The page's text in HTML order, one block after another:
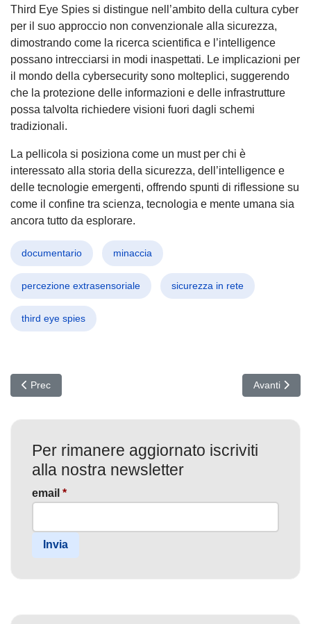
Third Eye Spies si distingue nell’ambito della cultura cyber
per il suo approccio non convenzionale alla sicurezza,
dimostrando come la ricerca scientifica e l’intelligence
possano intrecciarsi in modi inaspettati. Le implicazioni per
il mondo della cybersecurity sono molteplici, suggerendo
che la protezione delle informazioni e delle infrastrutture
possa talvolta richiedere visioni fuori dagli schemi
tradizionali.
La pellicola si posiziona come un must per chi è
interessato alla storia della sicurezza, dell’intelligence e
delle tecnologie emergenti, offrendo spunti di riflessione su
come il confine tra scienza, tecnologia e mente umana sia
ancora tutto da esplorare.
documentario minaccia
percezione extrasensoriale sicurezza in rete
third eye spies
Articolo precedente: Ransomware all’attacco dei file: La
Prec Articolo
Avanti
Per rimanere aggiornato iscriviti
alla nostra newsletter
email *
Invia